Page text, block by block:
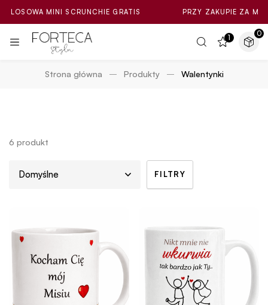
MINI SCRUNCHIE GRATIS PRZY ZAKUPIE ZA MIN.
1 0
Strona główna Produkty Walentynki
6 produkt
FILTRY